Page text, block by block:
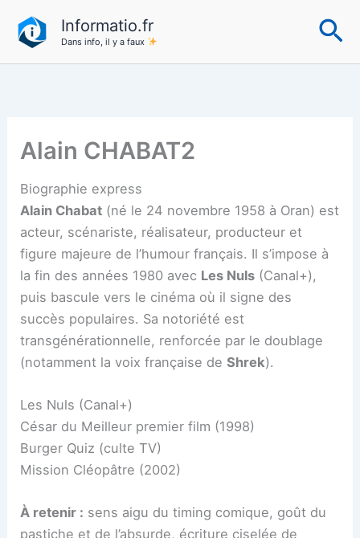
contenu
Informatio.fr
Dans info, il y a faux
Alain CHABAT2
Biographie express
Alain Chabat (né le 24 novembre 1958 à Oran) est
acteur, scénariste, réalisateur, producteur et
figure majeure de l’humour français. Il s’impose à
la fin des années 1980 avec Les Nuls (Canal+),
puis bascule vers le cinéma où il signe des
succès populaires. Sa notoriété est
transgénérationnelle, renforcée par le doublage
(notamment la voix française deShrek).
Les Nuls (Canal+)
César du Meilleur premier film (1998)
Burger Quiz (culte TV)
Mission Cléopâtre (2002)
À retenir : sens aigu du timing comique, goût du
pastiche et de l’absurde, écriture ciselée de